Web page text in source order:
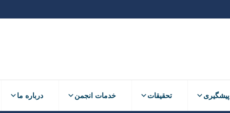
پیشگیری تحقیقات خدمات انجمن درباره ما